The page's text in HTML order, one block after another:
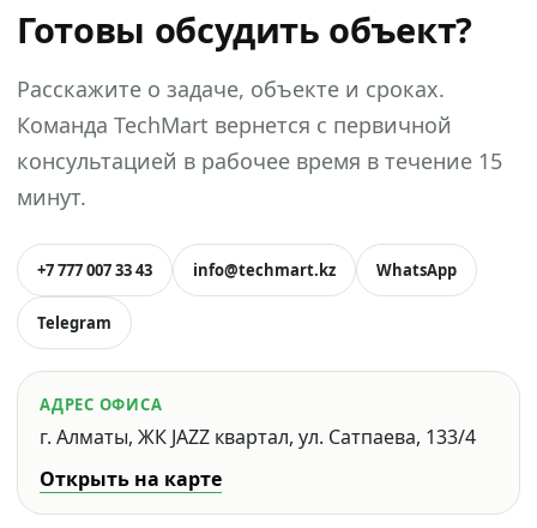
Готовы обсудить объект?
Расскажите о задаче, объекте и сроках.
Команда TechMart вернется с первичной
консультацией в рабочее время в течение 15
минут.
+7 777 007 33 43 info@techmart.kz WhatsApp
Telegram
АДРЕС ОФИСА
г. Алматы, ЖК JAZZ квартал, ул. Сатпаева, 133/4
Открыть на карте